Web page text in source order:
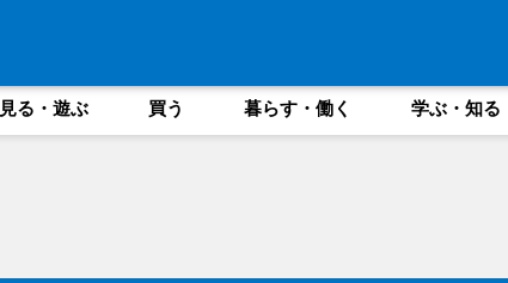
見る・遊ぶ 買う 暮らす・働く 学ぶ・知る